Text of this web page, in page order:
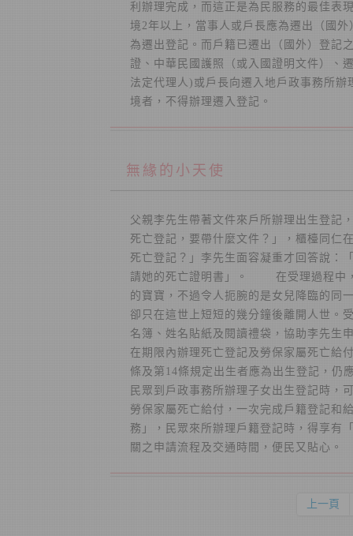
利辦理完成，而這正是為民服務的最佳表
境2年以上，當事人或戶長應為遷出（國
為遷出登記。而戶籍已遷出（國外）登記
證、中華民國護照（或入國證明文件）、
法定代理人)或戶長向遷入地戶政事務所
境者，不得辦理遷入登記。
無緣的小天使
父親李先生帶著文件來戶所辦理出生登記
死亡登記，要帶什麼文件？」，櫃檯同仁
死亡登記？」李先生面容凝重才回答說：
請她的死亡證明書」。 在受理過程中，
的寶寶，不過令人扼腕的是女兒降臨的同
卻只在這世上短短的幾分鐘後離開人世。
名簿、姓名貼紙及閱讀禮袋，協助李先生
在期限內辦理死亡登記及勞保家屬死亡
條及第14條規定出生者應為出生登記，仍
民眾到戶政事務所辦理子女出生登記時，
勞保家屬死亡給付，一次完成戶籍登記和
務」，民眾來所辦理戶籍登記時，得享有
關之申請流程及交通時間，便民又貼心。
上一頁